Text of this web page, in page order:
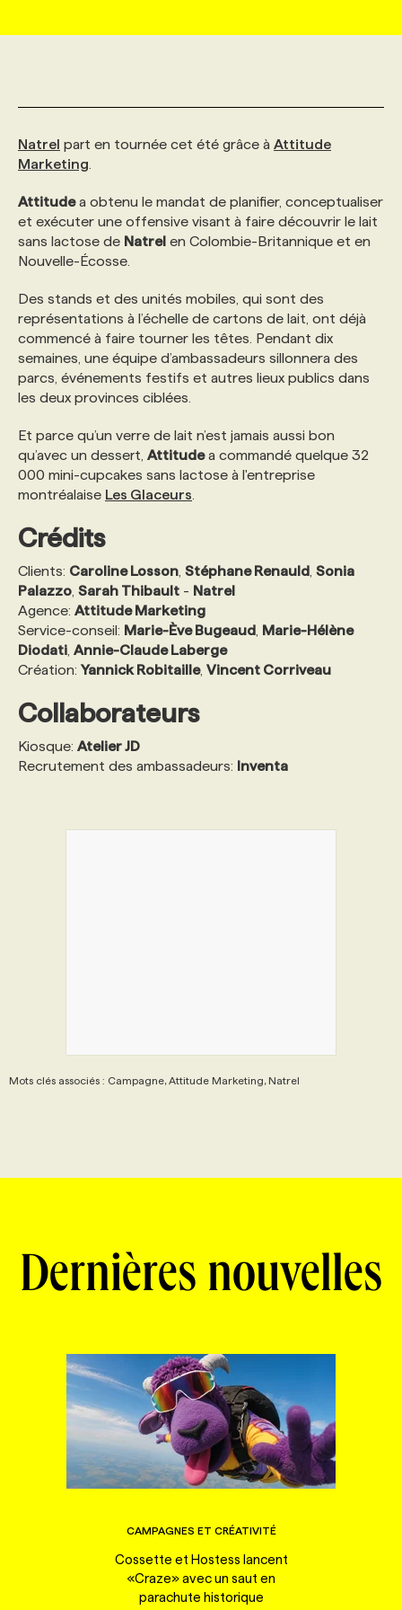
AFFAIRES DE L'INDUSTRIE
INITIATIVES NUMÉRIQUES
PRIX ET DISTINCTIONS
WEB & MÉDIAS SOCIAUX
MARKETING DURABLE
GEO/SEO
NOS AUTEUR‧RICES
INFOLETTRE PUBLICITÉ
ANNONCEZ AVEC NOUS
CONSULTER LA CVTHÈQUE
PROFIL ENTREPRISE
FAQ
VOIR LES OFFRES
PROFIL CANDIDAT
FAQ
ANNONCEZ AVEC NOUS
NOS FORMATIONS EN LIGNE
NOS PARCOURS DE FORMATIONS
FORMATIONS PERSONNALISÉES
POURQUOI CHOISIR NOS FORMATIONS
PROGRAMMES DE SUBVENTIONS
FAQ
CHASSE DE TÊTE
SERVICE DE CHASSE DE TÊTE
NOS TARIFS
Natrel part en tournée cet été grâce à Attitude
Marketing
Attitudea obtenu le mandat de planifier, conceptualiser
et exécuter une offensive visant à faire découvrir le lait
sans lactose de Natrel en Colombie-Britannique et en
Nouvelle-Écosse.
Des stands et des unités mobiles, qui sont des
représentations à l’échelle de cartons de lait, ont déjà
commencé à faire tourner les têtes. Pendant dix
semaines, une équipe d’ambassadeurs sillonnera des
parcs, événements festifs et autres lieux publics dans
les deux provinces ciblées.
Et parce qu’un verre de lait n’est jamais aussi bon
qu’avec un dessert, Attitudea commandé quelque 32
000 mini-cupcakes sans lactose à l'entreprise
montréalaise Les Glaceurs
Crédits
Clients: Caroline Losson Stéphane Renauld Sonia
Palazzo Sarah Thibault - Natrel
Agence: Attitude Marketing
Service-conseil: Marie-Ève Bugeaud Marie-Hélène
Diodati Annie-Claude Laberge
Création: Yannick Robitaille, Vincent Corriveau
Collaborateurs
Kiosque: Atelier JD
Recrutement des ambassadeurs: Inventa
Mots clés associés : Campagne, Attitude Marketing, Natrel
Dernières nouvelles
CAMPAGNES ET CRÉATIVITÉ
Cossette et Hostess lancent
«Craze» avec un saut en
parachute historique